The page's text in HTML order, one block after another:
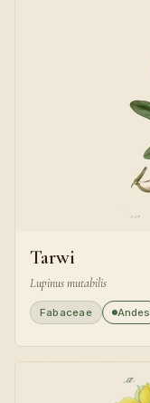
Tarwi
Lupinus mutabilis
Fabaceae Andes